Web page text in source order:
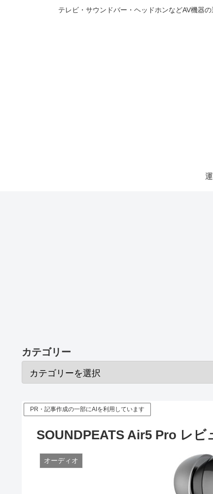
テレビ・サウンドバー・ヘッドホンなどAV機器
カテゴリー
PR・記事作成の一部にAIを利用しています
SOUNDPEATS Air5 Pro レビ
オーディオ